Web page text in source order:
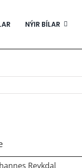
NÝIR BÍLAR
Reykdal